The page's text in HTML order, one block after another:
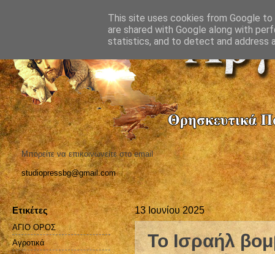
Μπορείτε να επικοινωνείτε στο email
studiopressbg@gmail.com
13 Ιουνίου 2025
Το Ισραήλ
Ετικέτες
ΑΓΙΟ ΟΡΟΣ
Αγροτικά
This site uses cookies from Google
are shared with Google along with
statistics, and to detect and address